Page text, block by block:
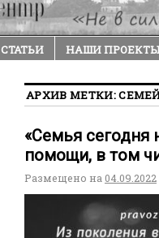
СТАТЬИ НАШИ
АРХИВ МЕТКИ:
«Семья сегодня
помощи, в том
Размещено на 04.09.2022